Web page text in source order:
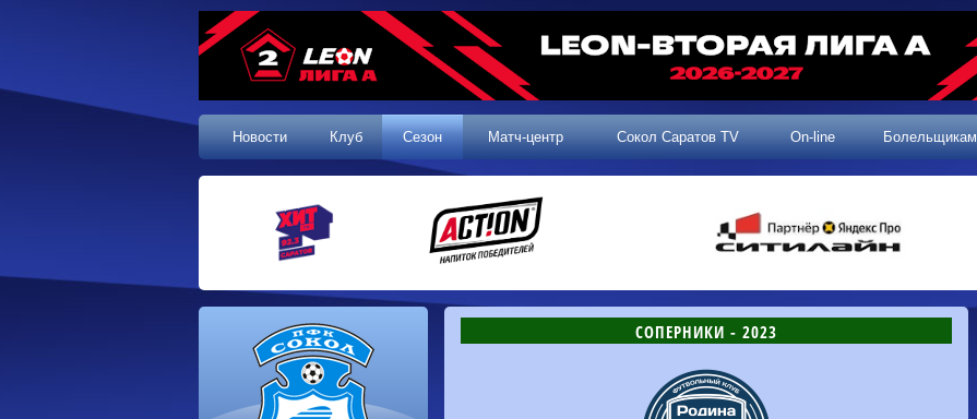
Новости Клуб Сезон Матч-центр Сокол Саратов TV On-line Болельщикам
СОПЕРНИКИ - 2023
1 тур, 19.07.2026
1-1
Калуга
Динамо
0-0
Волгарь
Владивосток
Машук-КМВ